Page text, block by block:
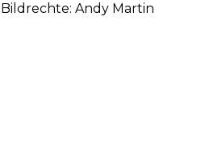
Bildrechte: Andy Martin